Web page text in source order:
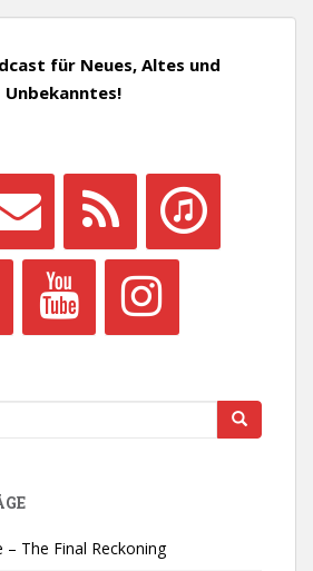
für Neues, Altes und
Unbekanntes!
The Final Reckoning